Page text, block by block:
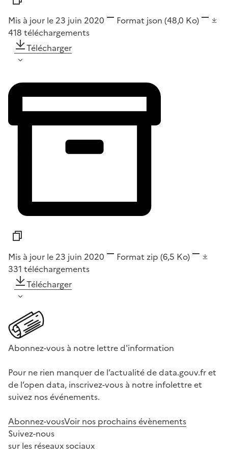
Mis à jour le 23 juin 2020 Format json (48,0 Ko)
418 téléchargements
Télécharger
Mis à jour le 23 juin 2020 Format zip (6,5 Ko)
331 téléchargements
Télécharger
Abonnez-vous à notre lettre d'information
Pour ne rien manquer de l’actualité de data.gouv.fr et
de l’open data, inscrivez-vous à notre infolettre et
suivez nos événements.
Abonnez-vousVoir nos prochains évènements
Suivez-nous
sur les réseaux sociaux